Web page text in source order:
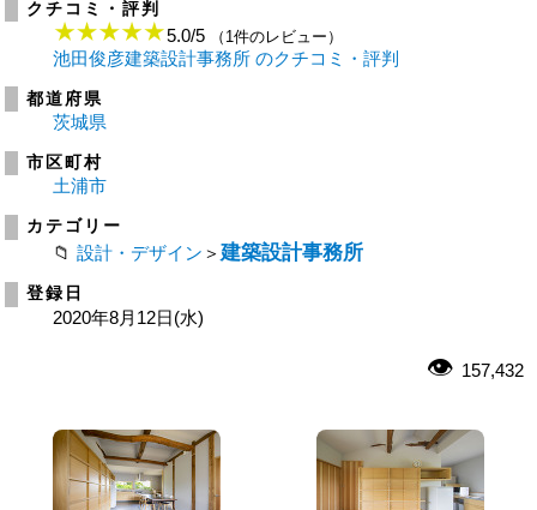
クチコミ・評判
5.0/5 （1件のレビュー）
池田俊彦建築設計事務所 のクチコミ・評判
都道府県
茨城県
市区町村
土浦市
カテゴリー
設計・デザイン ＞ 建築設計事務所
登録日
2020年8月12日(水)
157,432